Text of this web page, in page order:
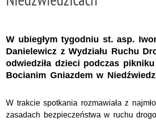
W ubiegłym tygodniu st. asp.
Danielewicz z Wydziału Ruchu
odwiedziła dzieci podczas pikniku
Bocianim Gniazdem w
W trakcie spotkania rozmawiała z
zasadach bezpieczeństwa w ruchu